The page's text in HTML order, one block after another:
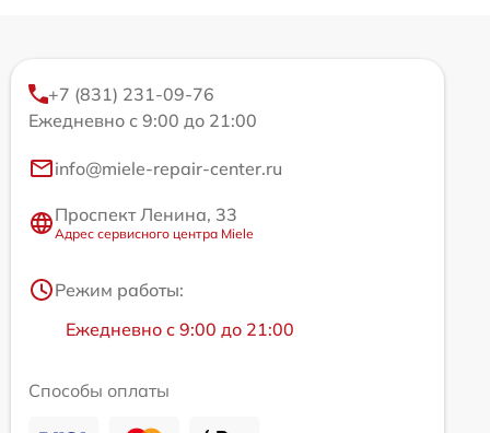
+7 (831) 231-09-76
Ежедневно с 9:00 до 21:00
info@miele-repair-center.ru
Проспект Ленина, 33
Адрес сервисного центра Miele
Режим работы:
Ежедневно с 9:00 до 21:00
Способы оплаты